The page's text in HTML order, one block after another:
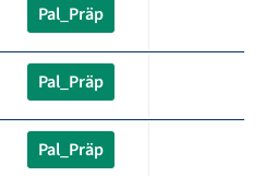
Pal_Präp
Pal_Präp
Pal_Präp